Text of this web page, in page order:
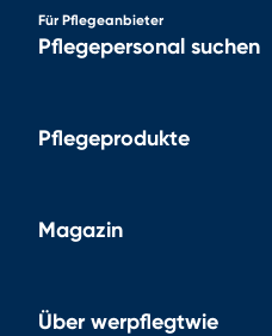
Für Pflegeanbieter
Pflegepersonal suchen
Pflegeprodukte
Magazin
Über werpflegtwie